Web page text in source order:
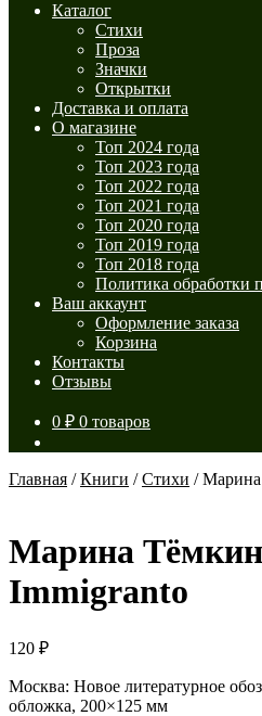
Каталог
Стихи
Проза
Значки
Открытки
Доставка и оплата
О магазине
Топ 2024 года
Топ 2023 года
Топ 2022 года
Топ 2021 года
Топ 2020 года
Топ 2019 года
Топ 2018 года
Политика обработки
Ваш аккаунт
Оформление заказа
Корзина
Контакты
Отзывы
0 ₽ 0 товаров
Главная /Книги /Стихи /Марина
Марина
Immigranto
120 ₽
Москва: Новое литературное
обложка, 200×125 мм